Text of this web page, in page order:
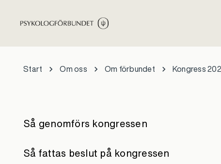
Start Om oss Om förbundet Kongress
Så genomförs kongressen
Så fattas beslut på kongressen